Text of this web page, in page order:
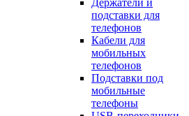
Держатели и
подставки для
телефонов
Кабели для
мобильных
телефонов
Подставки под
мобильные
телефоны